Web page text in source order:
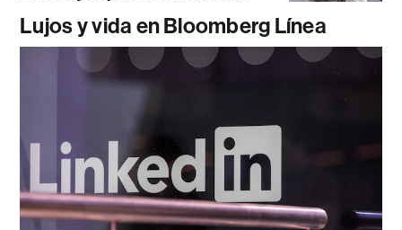
Lujos y vida en Bloomberg Línea